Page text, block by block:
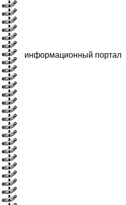
информационный портал